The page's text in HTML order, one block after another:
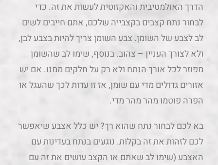
הדרך האולמטיבית והאקזוטית לעשות את זה. כדי
לבחור נתח קצבים בקצבייה שלכם, אתם חייבים לשים
לב לצבע של השומן. צבע השומן צריך להיות בצבע לבן,
ולא לצורך העניין – צהוב. בנוסף, שימו לב שהשומן
מפוזר לכל אורך הנתח ולא רק על חלקים ממנו. אם יש
אזורים גדולים מדי עם שומן, אז זו עדות לכך שהעגל או
הפרה פוטמו מהר מהר מדי.
בא לכם לבחור נתח שהוא רך? יש כלל אצבע שיאפשר
לכם לזהות את זה בקלות. נוגעים בנתח בעדינות עם
האצבע (שימו לב שאתם או הקצב עושים את זה עם